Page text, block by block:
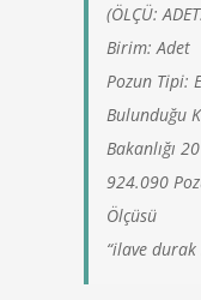
(ÖLÇÜ:
Birim: Adet
Pozun Tipi:
Bulunduğu
Bakanlığı
924.090
Ölçüsü
“ilave durak